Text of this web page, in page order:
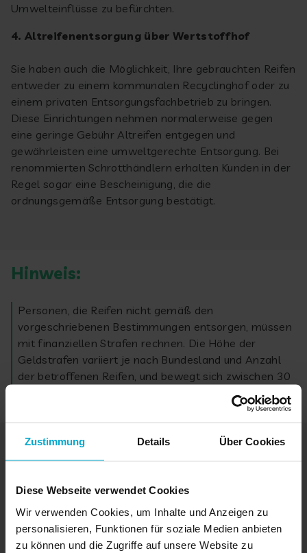
Zustimmung Details Über Cookies
Diese Webseite verwendet Cookies
Wir verwenden Cookies, um Inhalte und Anzeigen zu
personalisieren, Funktionen für soziale Medien anbieten
zu können und die Zugriffe auf unsere Website zu
Umwelteinflüsse zu befürchten.
4. Altreifenentsorgung über Wertstoffhof
Sie haben auch die Möglichkeit, Ihre gebrauchten Reifen
entweder zu einem kommunalen Recyclinghof oder zu
einem privaten Entsorgungsfachbetrieb zu bringen.
Diese Einrichtungen nehmen normalerweise gegen
eine geringe Gebühr Altreifen entgegen und
gewährleisten eine umweltgerechte Entsorgung. Bei
renommierten Schrotthändlern erhalten Kunden in der
Regel sogar eine Bescheinigung, die die
ordnungsgemäße Entsorgung bestätigt.
Hinweis:
Personen, die Reifen nicht gemäß den
vorgeschriebenen Bestimmungen entsorgen, müssen
mit finanziellen Strafen rechnen. Die Höhe der
Geldstrafen variiert je nach Bundesland und Anzahl
der betroffenen Reifen, und bewegt sich zwischen 30
Was kostet die
Die Kosten für die Entsorgung über Autohändler,
Werkstätten, Fachbetriebe oder Wertstoffhöfe sind